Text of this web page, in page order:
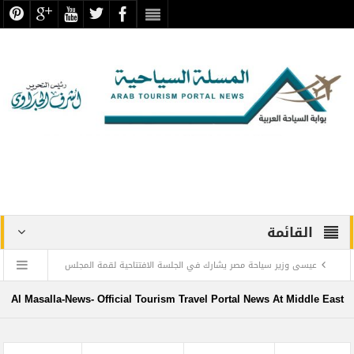
القائمة
عيسى وزير سياحة مصر يشارك في الجلسة الافتتاحية لقمة المجلس
الدولي للسفر والسياحة
Al Masalla-News- Official Tourism Travel Portal News At Middle East